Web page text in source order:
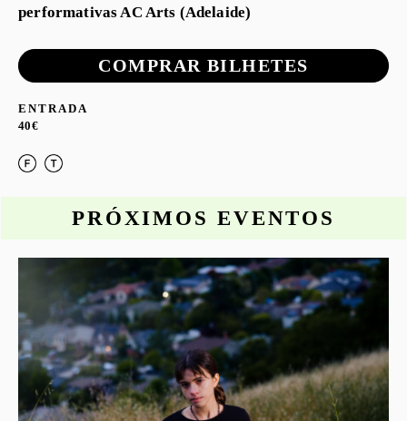
performativas AC Arts (Adelaide)
COMPRAR BILHETES
ENTRADA
40€
PRÓXIMOS EVENTOS